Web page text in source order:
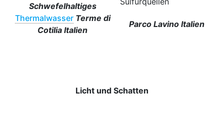
Schwefelhaltiges
ThermalwasserTerme di
Cotilia Italien
Parco Lavino Italien
Licht und Schatten